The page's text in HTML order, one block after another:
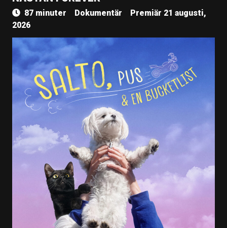
87 minuter Dokumentär
Premiär 21 augusti,
2026